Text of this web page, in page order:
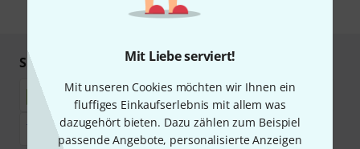
Mit Liebe serviert!
Mit unseren Cookies möchten wir Ihnen ein
fluffiges Einkaufserlebnis mit allem was
dazugehört bieten. Dazu zählen zum Beispiel
passende Angebote, personalisierte Anzeigen
* Pflichtfeld
Sicher einkaufen & bezahlen